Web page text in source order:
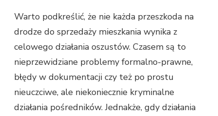
Warto podkreślić, że nie każda przeszkoda na
drodze do sprzedaży mieszkania wynika z
celowego działania oszustów. Czasem są to
nieprzewidziane problemy formalno-prawne,
błędy w dokumentacji czy też po prostu
nieuczciwe, ale niekoniecznie kryminalne
działania pośredników. Jednakże, gdy działania